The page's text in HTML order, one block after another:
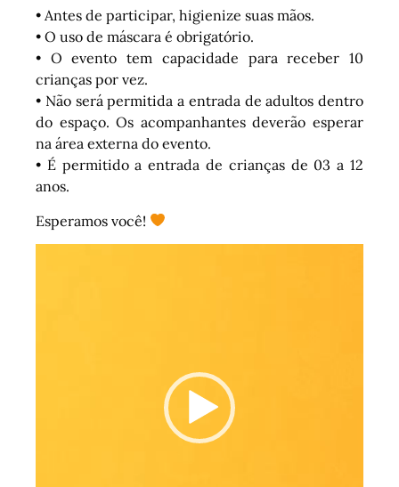
• Antes de participar, higienize suas mãos.
• O uso de máscara é obrigatório.
• O evento tem capacidade para receber 10
crianças por vez.
• Não será permitida a entrada de adultos dentro
do espaço. Os acompanhantes deverão esperar
na área externa do evento.
• É permitido a entrada de crianças de 03 a 12
anos.
Esperamos você!